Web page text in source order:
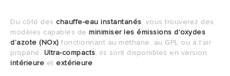
Du côté des chauffe-eau instantanés, vous trouverez des
modèles capables de minimiser les émissions d'oxydes
d’azote (NOx) fonctionnant au méthane, au GPL ou à l'air
propané. Ultra-compacts, ils sont disponibles en version
intérieure et extérieure.